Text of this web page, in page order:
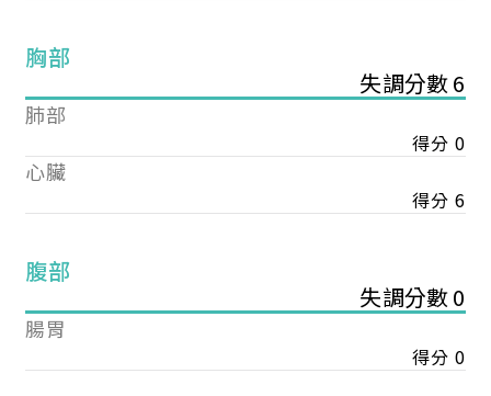
胸部
失調分數 6
肺部
得分 0
心臟
得分 6
腹部
失調分數 0
腸胃
得分 0